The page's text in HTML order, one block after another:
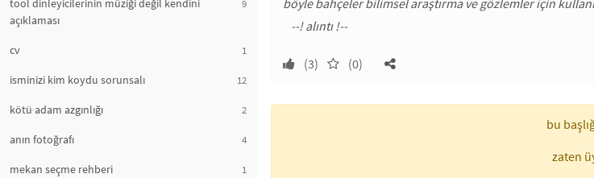
tool dinleyicilerinin müziği değil kendini
açıklaması
9
cv 1
isminizi kim koydu sorunsalı 12
kötü adam azgınlığı 2
anın fotoğrafı 4
mekan seçme rehberi 1
böyle bahçeler bilimsel araştırma ve gözlemler için
(3) (0)
bu
zaten